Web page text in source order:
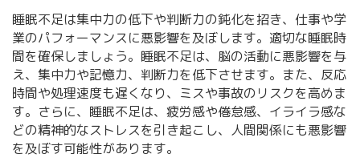
睡眠不足は集中力の低下や判断力の鈍化を招き、仕事や学
業のパフォーマンスに悪影響を及ぼします。適切な睡眠時
間を確保しましょう。睡眠不足は、脳の活動に悪影響を与
え、集中力や記憶力、判断力を低下させます。また、反応
時間や処理速度も遅くなり、ミスや事故のリスクを高めま
す。さらに、睡眠不足は、疲労感や倦怠感、イライラ感な
どの精神的なストレスを引き起こし、人間関係にも悪影響
を及ぼす可能性があります。